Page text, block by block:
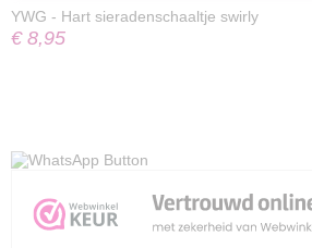
YWG - Hart sieradenschaaltje swirly
€ 8,95